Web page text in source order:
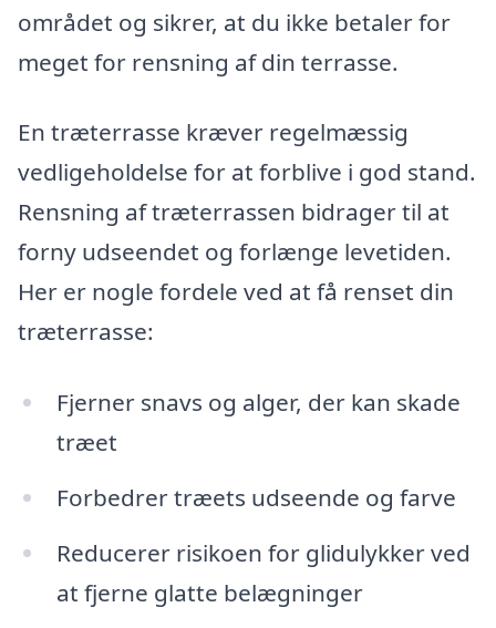
området og sikrer, at du ikke betaler for
meget for rensning af din terrasse.
En træterrasse kræver regelmæssig
vedligeholdelse for at forblive i god stand.
Rensning af træterrassen bidrager til at
forny udseendet og forlænge levetiden.
Her er nogle fordele ved at få renset din
træterrasse:
Fjerner snavs og alger, der kan skade
træet
Forbedrer træets udseende og farve
Reducerer risikoen for glidulykker ved
at fjerne glatte belægninger